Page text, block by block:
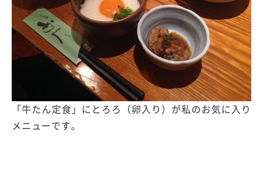
「牛たん定食」にとろろ（卵入り）が私のお気に入り
メニューです。